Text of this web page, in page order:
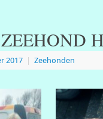
2017 | Zeehonden